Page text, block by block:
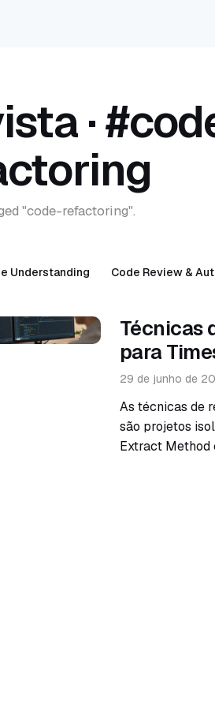
·
"code-refactoring".
Understanding Code Review &
Técnicas
para
29 de junho de
As técnicas de
são projetos
Extract Method